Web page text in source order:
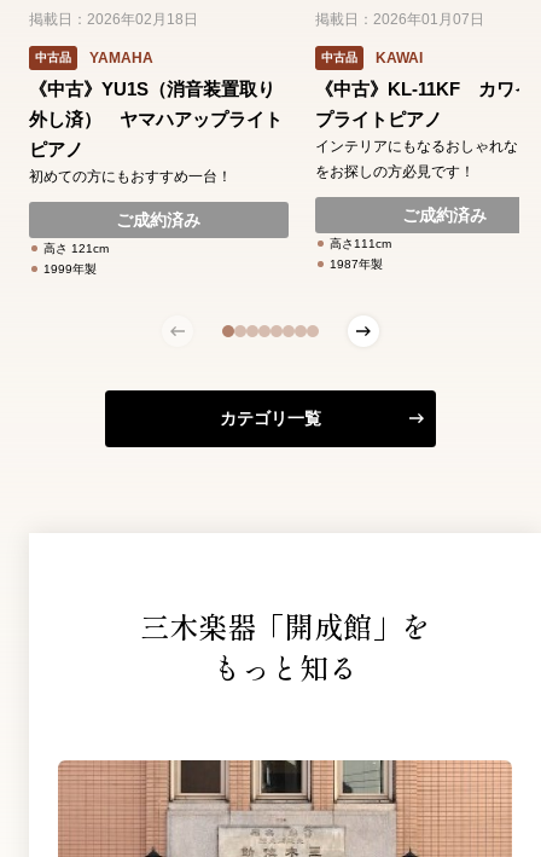
掲載日：2026年02月18日
中古品 YAMAHA
《中古》YU1S（消音装置取り
外し済） ヤマハアップライト
ピアノ
初めての方にもおすすめ一台！
ご成約済み
高さ 121cm
1999年製
掲載日：2026年01月07日
中古品 KAWAI
《中古》KL-11KF カワイ
プライトピアノ
インテリアにもなるおしゃれなピ
をお探しの方必見です！
ご成約済み
高さ111cm
1987年製
カテゴリ一覧
三木楽器「開成館」を
もっと知る